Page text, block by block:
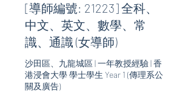
[導師編號: 21223] 全科、
中文、英文、數學、常
識、通識 (女導師)
沙田區、九龍城區 | 一年教授經驗 | 香
港浸會大學 學士學生 Year 1 (傳理系公
關及廣告)